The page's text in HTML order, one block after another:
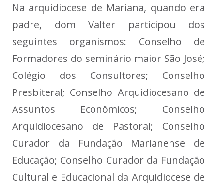
Na arquidiocese de Mariana, quando era
padre, dom Valter participou dos
seguintes organismos: Conselho de
Formadores do seminário maior São José;
Colégio dos Consultores; Conselho
Presbiteral; Conselho Arquidiocesano de
Assuntos Econômicos; Conselho
Arquidiocesano de Pastoral; Conselho
Curador da Fundação Marianense de
Educação; Conselho Curador da Fundação
Cultural e Educacional da Arquidiocese de